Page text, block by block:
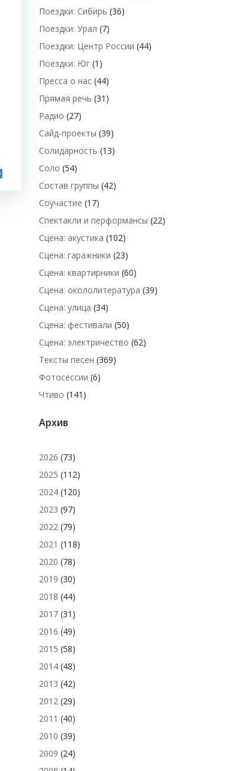
Поездки: Сибирь (36)
Поездки: Урал (7)
Поездки: Центр России (44)
Поездки: Юг (1)
Пресса о нас (44)
Прямая речь (31)
Радио (27)
Сайд-проекты (39)
Солидарность (13)
Соло (54)
Состав группы (42)
Соучастие (17)
Спектакли и перформансы (22)
Сцена: акустика (102)
Сцена: гаражники (23)
Сцена: квартирники (60)
Сцена: окололитература (39)
Сцена: улица (34)
Сцена: фестивали (50)
Сцена: электричество (62)
Тексты песен (369)
Фотосессии (6)
Чтиво (141)
Архив
2026 (73)
2025 (112)
2024 (120)
2023 (97)
2022 (79)
2021 (118)
2020 (78)
2019 (30)
2018 (44)
2017 (31)
2016 (49)
2015 (58)
2014 (48)
2013 (42)
2012 (29)
2011 (40)
2010 (39)
2009 (24)